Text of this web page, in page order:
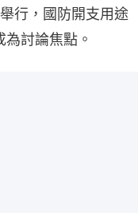
行，國防開支用途
討論焦點。